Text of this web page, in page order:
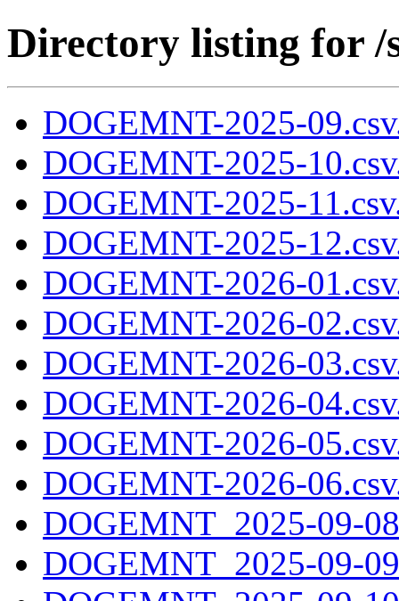
Directory listing for
DOGEMNT-2025-
DOGEMNT-2025-
DOGEMNT-2025-
DOGEMNT-2025-
DOGEMNT-2026-
DOGEMNT-2026-
DOGEMNT-2026-
DOGEMNT-2026-
DOGEMNT-2026-
DOGEMNT-2026-
DOGEMNT_2025-09-
DOGEMNT_2025-09-